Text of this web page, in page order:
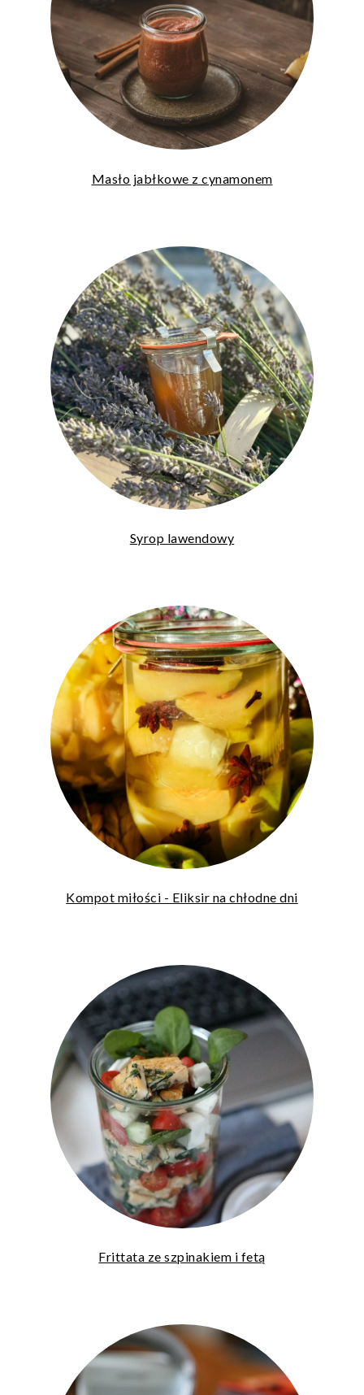
Masło jabłkowe z cynamonem
Syrop lawendowy
Kompot miłości - Eliksir na chłodne dni
Frittata ze szpinakiem i fetą